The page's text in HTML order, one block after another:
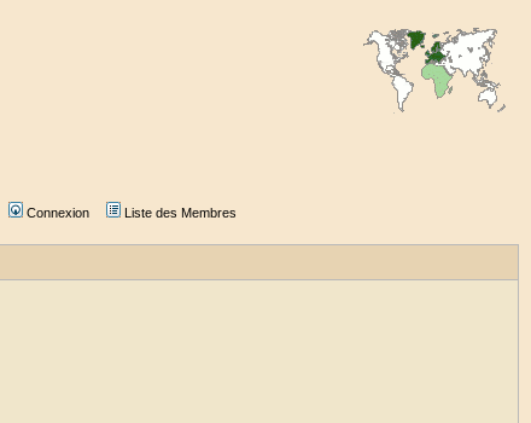
Connexion Liste des Membres